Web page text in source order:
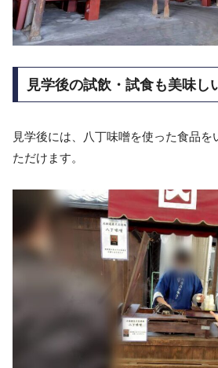
見学後の試飲・試食も美味し
見学後には、八丁味噌を使った食品を
ただけます。